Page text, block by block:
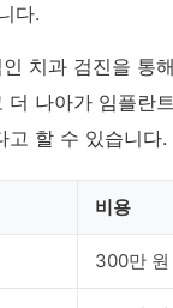
다.
치과 검진을 통
더 나아가 임플란
고 할 수 있습니다.
비용
300만 원